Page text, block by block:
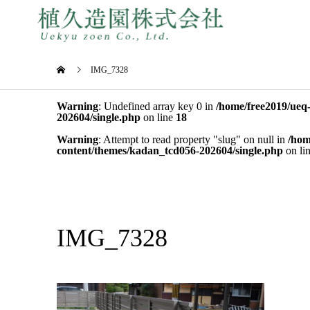
IMG_7328
Warning: Undefined array key 0 in /home/free2019/
202604/single.php on line 18
Warning: Attempt to read property "slug" on null in /
content/themes/kadan_tcd056-202604/single.php on
IMG_7328